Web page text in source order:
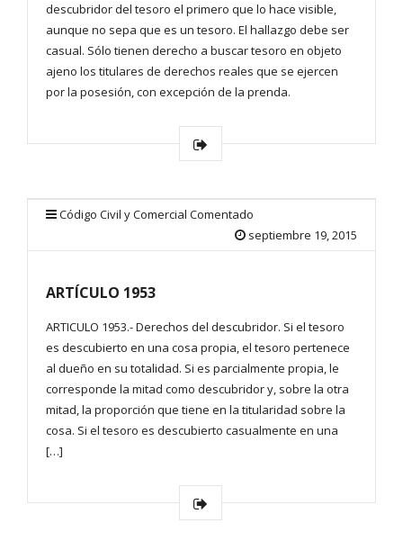
descubridor del tesoro el primero que lo hace visible,
aunque no sepa que es un tesoro. El hallazgo debe ser
casual. Sólo tienen derecho a buscar tesoro en objeto
ajeno los titulares de derechos reales que se ejercen
por la posesión, con excepción de la prenda.
Código Civil y Comercial Comentado
septiembre 19, 2015
ARTÍCULO 1953
ARTICULO 1953.- Derechos del descubridor. Si el tesoro
es descubierto en una cosa propia, el tesoro pertenece
al dueño en su totalidad. Si es parcialmente propia, le
corresponde la mitad como descubridor y, sobre la otra
mitad, la proporción que tiene en la titularidad sobre la
cosa. Si el tesoro es descubierto casualmente en una
[…]